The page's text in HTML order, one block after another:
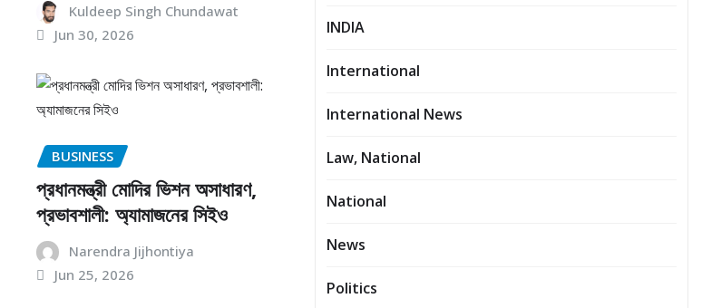
Kuldeep Singh Chundawat
Jun 30, 2026
BUSINESS
প্রধানমন্ত্রী মোদির ভিশন অসাধারণ,
প্রভাবশালী: অ্যামাজনের সিইও
Narendra Jijhontiya
Jun 25, 2026
INDIA
International
International News
Law, National
National
News
Politics